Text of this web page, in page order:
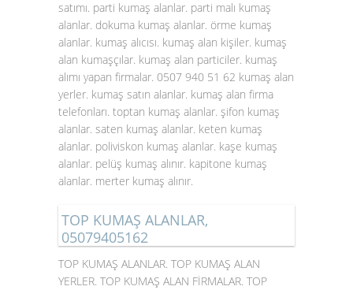
satımı. parti kumaş alanlar. parti malı kumaş
alanlar. dokuma kumaş alanlar. örme kumaş
alanlar. kumaş alıcısı. kumaş alan kişiler. kumaş
alan kumaşçılar. kumaş alan particiler. kumaş
alımı yapan firmalar. 0507 940 51 62 kumaş alan
yerler. kumaş satın alanlar. kumaş alan firma
telefonları. toptan kumaş alanlar. şifon kumaş
alanlar. saten kumaş alanlar. keten kumaş
alanlar. poliviskon kumaş alanlar. kaşe kumaş
alanlar. pelüş kumaş alınır. kapitone kumaş
alanlar. merter kumaş alınır.
TOP KUMAŞ ALANLAR,
05079405162
TOP KUMAŞ ALANLAR. TOP KUMAŞ ALAN
YERLER. TOP KUMAŞ ALAN FİRMALAR. TOP